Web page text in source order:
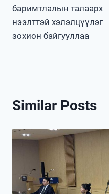
баримтлалын талаарх
нээлттэй хэлэлцүүлэг
зохион байгууллаа
Similar Posts